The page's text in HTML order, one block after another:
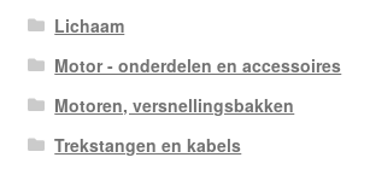
Lichaam
Motor - onderdelen en accessoires
Motoren, versnellingsbakken
Trekstangen en kabels